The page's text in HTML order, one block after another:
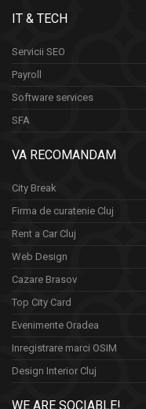
IT & TECH
Servicii SEO
Payroll
Software services
SFA
VA RECOMANDAM
City Break
Firma de curatenie Cluj
Rent a Car Cluj
Web Design
Cazare Brasov
Top City Card
Evenimente Oradea
Inregistrare marci OSIM
Design Interior Cluj
WE ARE SOCIABLE!